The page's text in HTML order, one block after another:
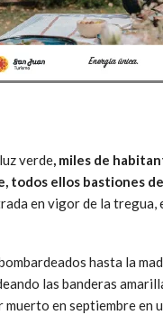
verde, miles de
todos ellos bastiones
en vigor de la
hasta la
las banderas
en septiembre en